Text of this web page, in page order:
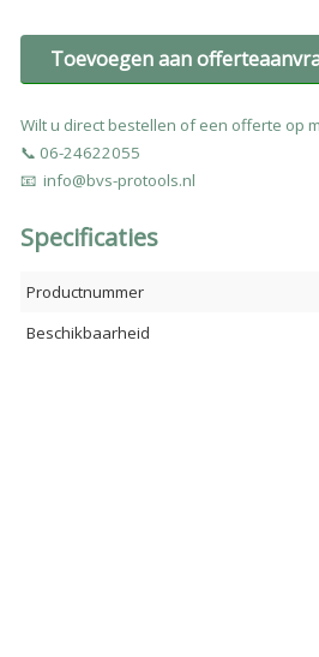
Toevoegen aan
Wilt u direct bestellen of een offerte op
📞 06-24622055
📧 info@bvs-protools.nl
Specificaties
Productnummer
Beschikbaarheid